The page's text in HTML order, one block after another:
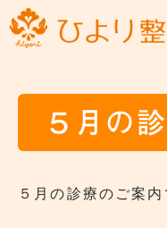
５月の
５月の診療のご案内